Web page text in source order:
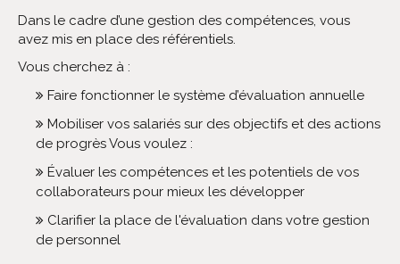
Dans le cadre d’une gestion des compétences, vous
avez mis en place des référentiels.
Vous cherchez à :
Faire fonctionner le système d’évaluation annuelle
Mobiliser vos salariés sur des objectifs et des actions
de progrès Vous voulez :
Évaluer les compétences et les potentiels de vos
collaborateurs pour mieux les développer
Clarifier la place de l'évaluation dans votre gestion
de personnel